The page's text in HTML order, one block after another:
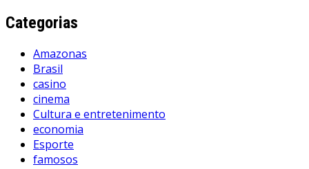
Categorias
Amazonas
Brasil
casino
cinema
Cultura e entretenimento
economia
Esporte
famosos